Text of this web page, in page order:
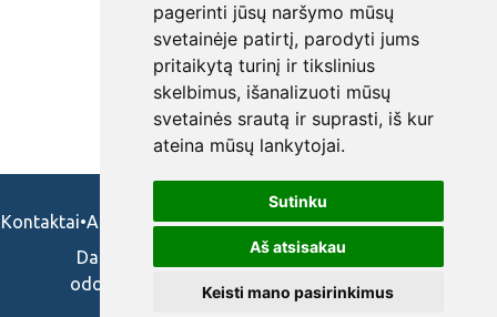
pagerinti jūsų naršymo mūsų
svetainėje patirtį, parodyti jums
pritaikytą turinį ir tikslinius
skelbimus, išanalizuoti mūsų
svetainės srautą ir suprasti, iš kur
ateina mūsų lankytojai.
Sutinku
Aš atsisakau
Keisti mano pasirinkimus
Kontaktai•Apie mus•Naudojimosi taisykės•Privatumo politika
Darbo skelbimai ir pasiūlymai: gydytojams,
odontologams, slaugytojams, veterinarams,